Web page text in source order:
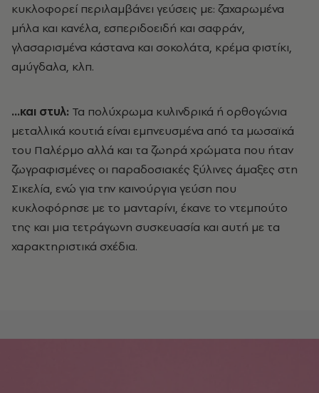
κυκλοφορεί περιλαμβάνει γεύσεις με: ζαχαρωμένα
μήλα και κανέλα, εσπεριδοειδή και σαφράν,
γλασαρισμένα κάστανα και σοκολάτα, κρέμα φιστίκι,
αμύγδαλα, κλπ.
…και στυλ: Τα πολύχρωμα κυλινδρικά ή ορθογώνια
μεταλλικά κουτιά είναι εμπνευσμένα από τα μωσαϊκά
του Παλέρμο αλλά και τα ζωηρά χρώματα που ήταν
ζωγραφισμένες οι παραδοσιακές ξύλινες άμαξες στη
Σικελία, ενώ για την καινούργια γεύση που
κυκλοφόρησε με το μανταρίνι, έκανε το ντεμπούτο
της και μια τετράγωνη συσκευασία και αυτή με τα
χαρακτηριστικά σχέδια.